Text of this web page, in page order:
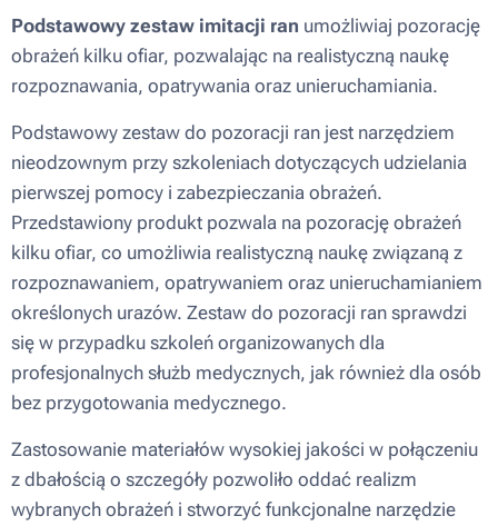
Podstawowy zestaw imitacji ran umożliwiaj pozorację
obrażeń kilku ofiar, pozwalając na realistyczną naukę
rozpoznawania, opatrywania oraz unieruchamiania.
Podstawowy zestaw do pozoracji ran jest narzędziem
nieodzownym przy szkoleniach dotyczących udzielania
pierwszej pomocy i zabezpieczania obrażeń.
Przedstawiony produkt pozwala na pozorację obrażeń
kilku ofiar, co umożliwia realistyczną naukę związaną z
rozpoznawaniem, opatrywaniem oraz unieruchamianiem
określonych urazów. Zestaw do pozoracji ran sprawdzi
się w przypadku szkoleń organizowanych dla
profesjonalnych służb medycznych, jak również dla osób
bez przygotowania medycznego.
Zastosowanie materiałów wysokiej jakości w połączeniu
z dbałością o szczegóły pozwoliło oddać realizm
wybranych obrażeń i stworzyć funkcjonalne narzędzie